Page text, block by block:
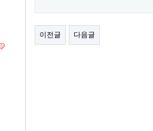
이전글 다음글